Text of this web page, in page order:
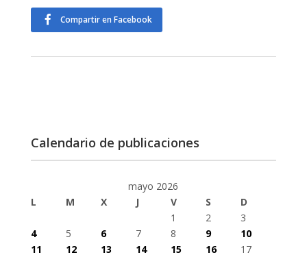
Compartir en Facebook
Calendario de publicaciones
mayo 2026
L
M X J V S
D
1
2
3
4
5 6 7 8 9
10
11
12 13 14 15 16
17